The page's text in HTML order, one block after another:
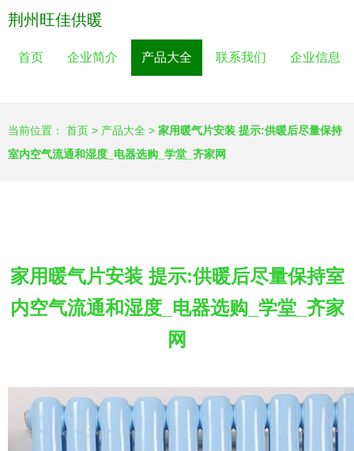
荆州旺佳供暖
首页 企业简介 产品大全 联系我们 企业信息
当前位置： 首页 > 产品大全 > 家用暖气片安装 提示:供暖后尽量保持
室内空气流通和湿度_电器选购_学堂_齐家网
家用暖气片安装 提示:供暖后尽量保持室
内空气流通和湿度_电器选购_学堂_齐家
网